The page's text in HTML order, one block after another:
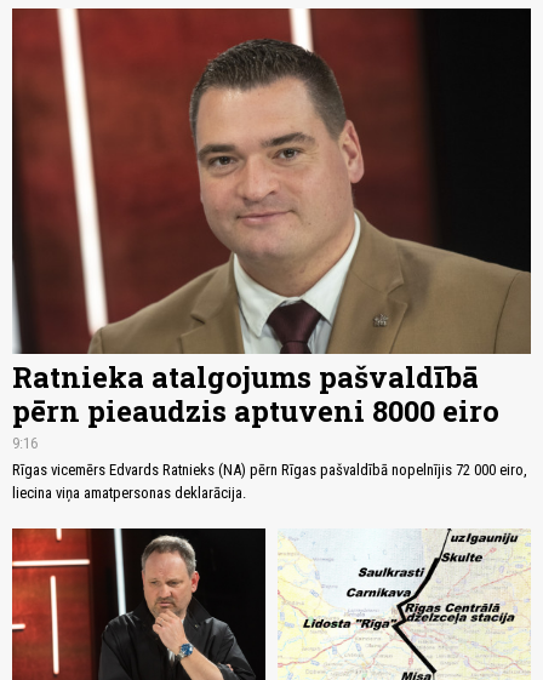
Ratnieka atalgojums pašvaldībā
pērn pieaudzis aptuveni 8000 eiro
9:16
Rīgas vicemērs Edvards Ratnieks (NA) pērn Rīgas pašvaldībā nopelnījis 72 000 eiro,
liecina viņa amatpersonas deklarācija.